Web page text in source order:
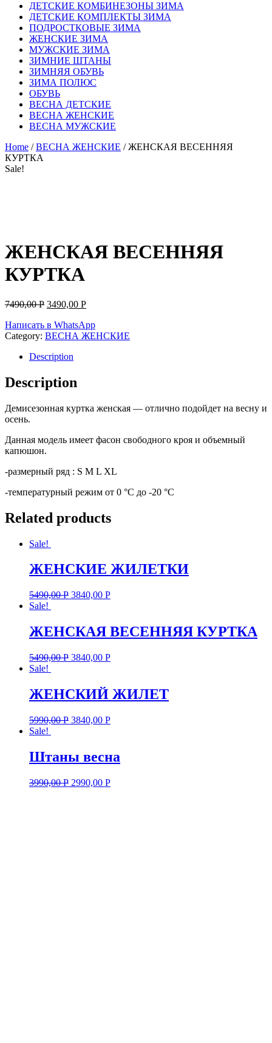
ДЕТСКИЕ КОМБИНЕЗОНЫ ЗИМА
ДЕТСКИЕ КОМПЛЕКТЫ ЗИМА
ПОДРОСТКОВЫЕ ЗИМА
ЖЕНСКИЕ ЗИМА
МУЖСКИЕ ЗИМА
ЗИМНИЕ ШТАНЫ
ЗИМНЯЯ ОБУВЬ
ЗИМА ПОЛЮС
ОБУВЬ
ВЕСНА ДЕТСКИЕ
ВЕСНА ЖЕНСКИЕ
ВЕСНА МУЖСКИЕ
Home /ВЕСНА ЖЕНСКИЕ / ЖЕНСКАЯ ВЕСЕННЯЯ
КУРТКА
Sale!
ЖЕНСКАЯ ВЕСЕННЯЯ
КУРТКА
7490,00Р 3490,00 Р
Написать в WhatsApp
Category: ВЕСНА ЖЕНСКИЕ
Description
Description
Демисезонная куртка женская — отлично подойдет на весну и
осень.
Данная модель имеет фасон свободного кроя и объемный
капюшон.
-размерный ряд : S M L XL
-температурный режим от 0 °С до -20 °С
Related products
Sale!
ЖЕНСКИЕ ЖИЛЕТКИ
5490,00Р 3840,00 Р
Sale!
ЖЕНСКАЯ ВЕСЕННЯЯ КУРТКА
5490,00Р 3840,00 Р
Sale!
ЖЕНСКИЙ ЖИЛЕТ
5990,00Р 3840,00 Р
Sale!
Штаны весна
3990,00Р 2990,00 Р